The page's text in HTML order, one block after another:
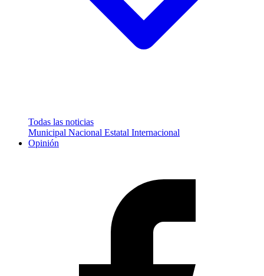
Todas las noticias
Municipal Nacional Estatal Internacional
Opinión